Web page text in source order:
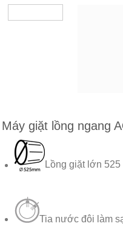
Máy giặt lồng ngang
Lồng giặt lớn
Tia nước đôi làm